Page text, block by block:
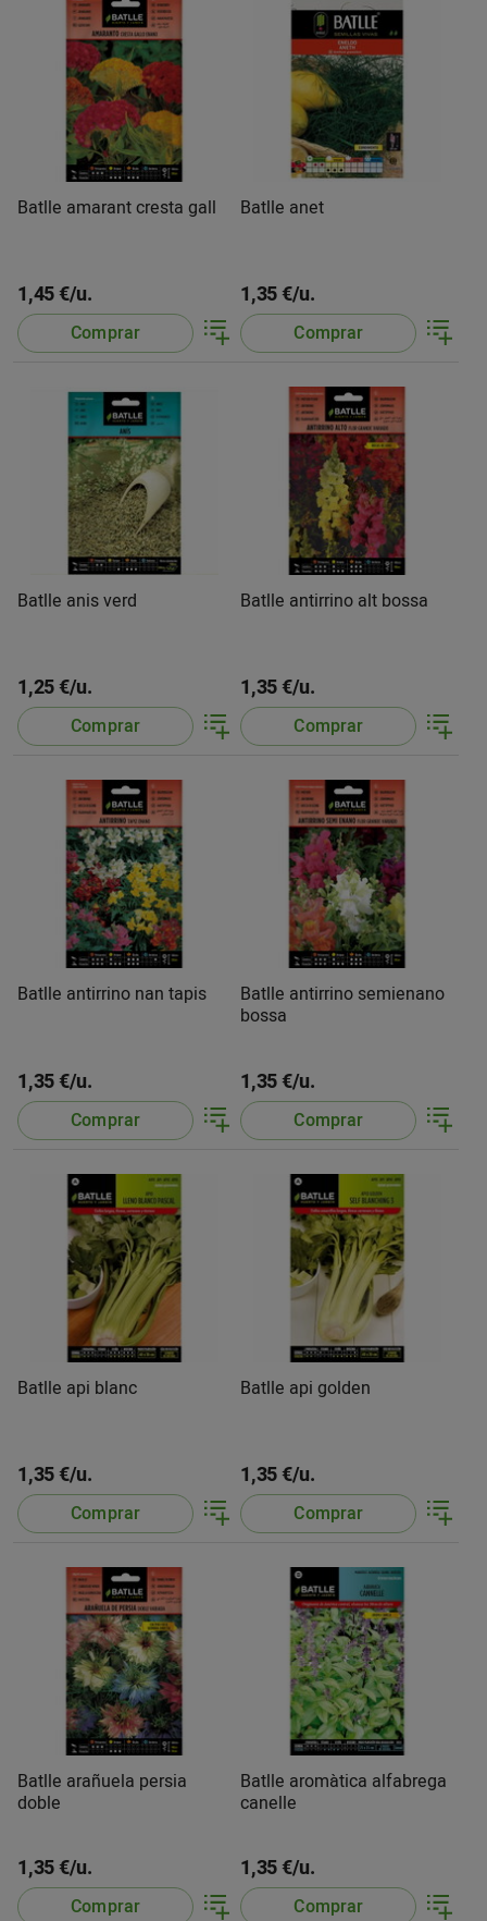
Batlle amarant cresta gall
1,45 €/u.
Comprar
Batlle anet
1,35 €/u.
Comprar
Batlle anis verd
1,25 €/u.
Comprar
Batlle antirrino alt bossa
1,35 €/u.
Comprar
Batlle antirrino nan tapis
1,35 €/u.
Comprar
Batlle antirrino semienano
bossa
1,35 €/u.
Comprar
Batlle api blanc
1,35 €/u.
Comprar
Batlle api golden
1,35 €/u.
Comprar
Batlle arañuela persia
doble
1,35 €/u.
Comprar
Batlle aromàtica alfabrega
canelle
1,35 €/u.
Comprar